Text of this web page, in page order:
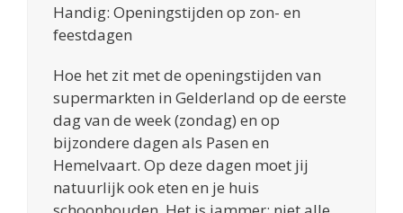
Handig: Openingstijden op zon- en
feestdagen
Hoe het zit met de openingstijden van
supermarkten in Gelderland op de eerste
dag van de week (zondag) en op
bijzondere dagen als Pasen en
Hemelvaart. Op deze dagen moet jij
natuurlijk ook eten en je huis